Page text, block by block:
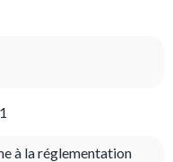
à la réglementation